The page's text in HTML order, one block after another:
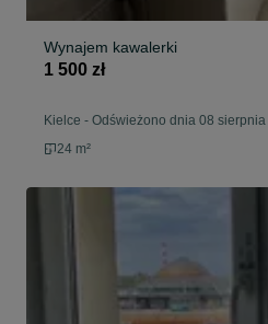
Wynajem kawalerki
1 500 zł
Kielce - Odświeżono dnia 08 sierpnia
24 m²